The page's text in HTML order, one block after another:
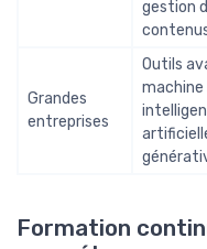
gestion
Grandes
entreprises
Outils
machine
Formation